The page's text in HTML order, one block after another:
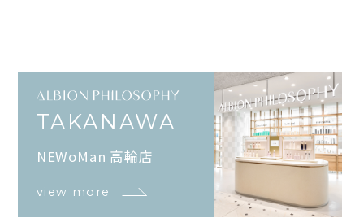
TAKANAWA
NEWoMan 高輪店
view more